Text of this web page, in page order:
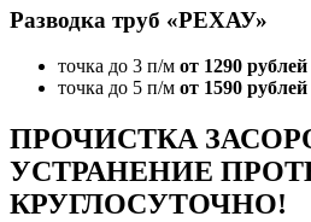
Разводка труб «РЕХАУ»
точка до 3 п/м от 1290 рублей
точка до 5 п/м от 1590 рублей
ПРОЧИСТКА
УСТРАНЕНИЕ
КРУГЛОСУТОЧНО!